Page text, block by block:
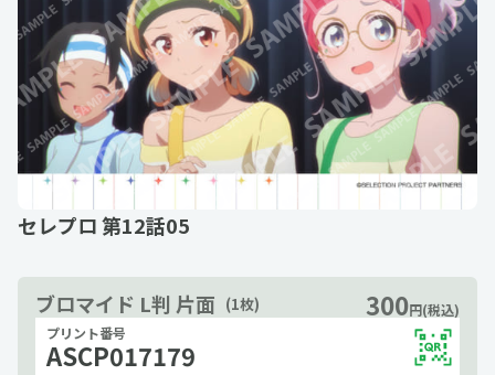
セレプロ 第12話05
ブロマイド L判 片面 (1枚) 300円(税込)
プリント番号
ASCP017179